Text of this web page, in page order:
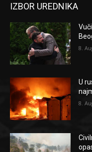
IZBOR UREDNIKA
8.
U
8.